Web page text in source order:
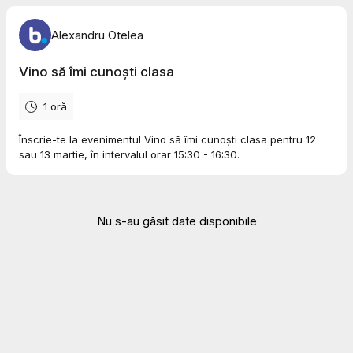
Alexandru Otelea
Vino să îmi cunoști clasa
1 oră
Înscrie-te la evenimentul Vino să îmi cunoști clasa pentru 12
sau 13 martie, în intervalul orar 15:30 - 16:30.
Nu s-au găsit date disponibile